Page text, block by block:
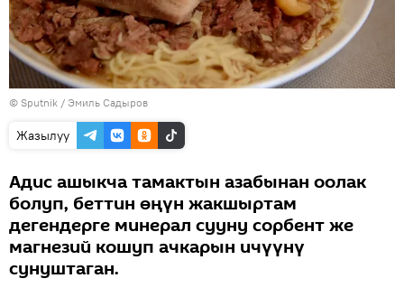
© Sputnik / Эмиль Садыров
Жазылуу
Адис ашыкча тамактын азабынан оолак
болуп, беттин өңүн жакшыртам
дегендерге минерал сууну сорбент же
магнезий кошуп ачкарын ичүүнү
сунуштаган.